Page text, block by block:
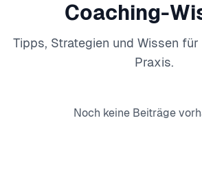
Coaching-
Tipps, Strategien und Wissen
Praxis.
Noch keine Beiträge